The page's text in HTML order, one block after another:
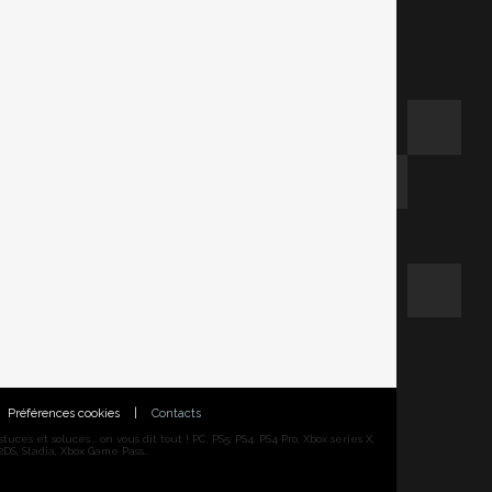
Préférences cookies Contacts
et soluces... on vous dit tout ! PC, PS5, PS4, PS4 Pro, Xbox series X,
Stadia, Xbox Game Pass...